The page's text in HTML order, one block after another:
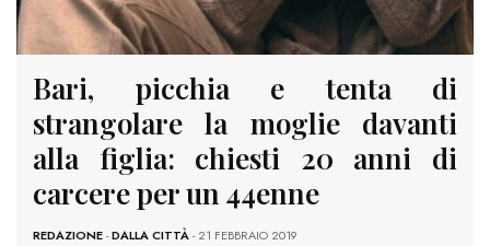
Bari, picchia e tenta di
strangolare la moglie davanti
alla figlia: chiesti 20 anni di
carcere per un 44enne
REDAZIONE-DALLA CITTÀ- 21 FEBBRAIO 2019